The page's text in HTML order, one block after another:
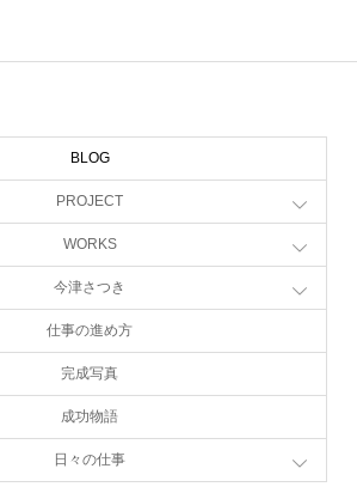
BLOG
PROJECT
WORKS
今津さつき
仕事の進め方
完成写真
成功物語
日々の仕事